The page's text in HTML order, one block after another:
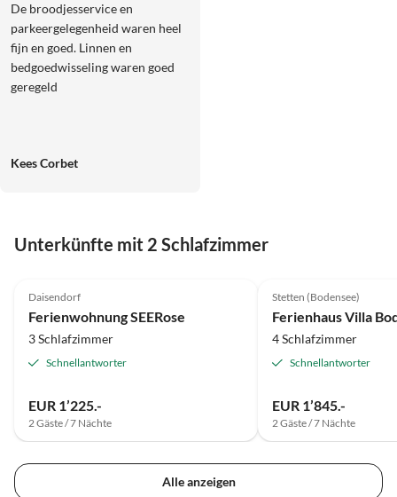
De broodjesservice en
parkeergelegenheid waren heel
fijn en goed. Linnen en
bedgoedwisseling waren goed
geregeld
Kees Corbet
Unterkünfte mit 2 Schlafzimmer
Daisendorf
Ferienwohnung SEERose
3 Schlafzimmer
Schnellantworter
EUR 1’225.-
2 Gäste / 7 Nächte
Auszeichnung 2025
Stetten (Bodensee)
Ferienhaus Villa
4 Schlafzimmer
Schnellantworter
EUR 1’845.-
2 Gäste / 7 Nächte
Alle anzeigen